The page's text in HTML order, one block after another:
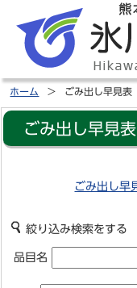
ホーム ごみ出し早見表
ごみ出し早見表
ごみ出し早
絞り込み検索をする
品目名